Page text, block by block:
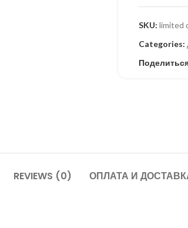
SKU: limited
Categories:
REVIEWS (0) ОПЛАТА И